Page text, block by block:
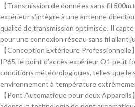
【Transmission de données sans fil
extérieur s’intègre à une antenne
qualité de transmission optimisée. Il
pour une connexion réseau sans fil allant
【Conception Extérieure Professionnelle
IP65, le point d’accès extérieur O1 peut
conditions météorologiques, telles que le
environnement à température
【Pont Automatique pour deux